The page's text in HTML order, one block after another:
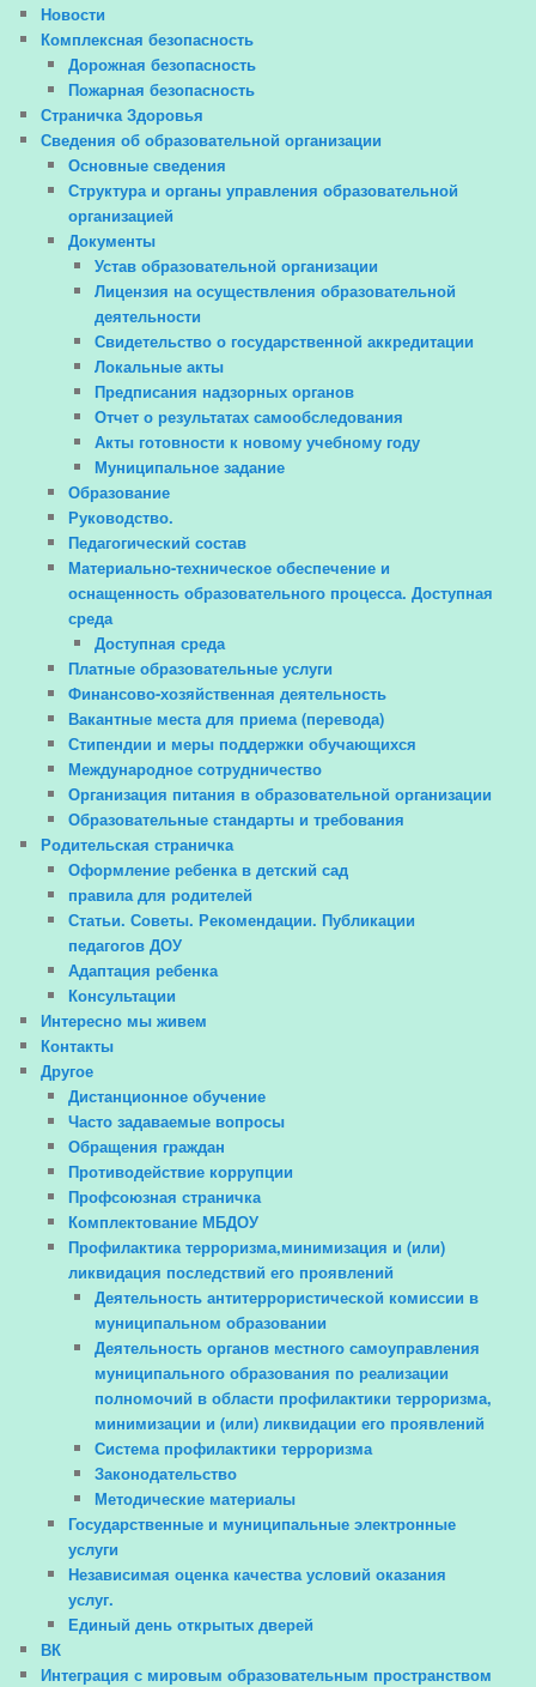
Новости
Комплексная безопасность
Дорожная безопасность
Пожарная безопасность
Страничка Здоровья
Сведения об образовательной организации
Основные сведения
Структура и органы управления образовательной
организацией
Документы
Устав образовательной организации
Лицензия на осуществления образовательной
деятельности
Свидетельство о государственной аккредитации
Локальные акты
Предписания надзорных органов
Отчет о результатах самообследования
Акты готовности к новому учебному году
Муниципальное задание
Образование
Руководство.
Педагогический состав
Материально-техническое обеспечение и
оснащенность образовательного процесса. Доступная
среда
Доступная среда
Платные образовательные услуги
Финансово-хозяйственная деятельность
Вакантные места для приема (перевода)
Стипендии и меры поддержки обучающихся
Международное сотрудничество
Организация питания в образовательной организации
Образовательные стандарты и требования
Родительская страничка
Оформление ребенка в детский сад
правила для родителей
Статьи. Советы. Рекомендации. Публикации
педагогов ДОУ
Адаптация ребенка
Консультации
Интересно мы живем
Контакты
Другое
Дистанционное обучение
Часто задаваемые вопросы
Обращения граждан
Противодействие коррупции
Профсоюзная страничка
Комплектование МБДОУ
Профилактика терроризма,минимизация и (или)
ликвидация последствий его проявлений
Деятельность антитеррористической комиссии в
муниципальном образовании
Деятельность органов местного самоуправления
муниципального образования по реализации
полномочий в области профилактики терроризма,
минимизации и (или) ликвидации его проявлений
Система профилактики терроризма
Законодательство
Методические материалы
Государственные и муниципальные электронные
услуги
Независимая оценка качества условий оказания
услуг.
Единый день открытых дверей
ВК
Интеграция с мировым образовательным пространством